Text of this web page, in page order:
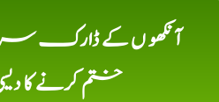
آنکھو ں کے ڈارک
ختم کرنے کا